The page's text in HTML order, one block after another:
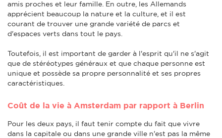
amis proches et leur famille. En outre, les Allemands
apprécient beaucoup la nature et la culture, et il est
courant de trouver une grande variété de parcs et
d'espaces verts dans tout le pays.
Toutefois, il est important de garder à l'esprit qu'il ne s'agit
que de stéréotypes généraux et que chaque personne est
unique et possède sa propre personnalité et ses propres
caractéristiques.
Coût de la vie à Amsterdam par rapport à Berlin
Pour les deux pays, il faut tenir compte du fait que vivre
dans la capitale ou dans une grande ville n'est pas la même